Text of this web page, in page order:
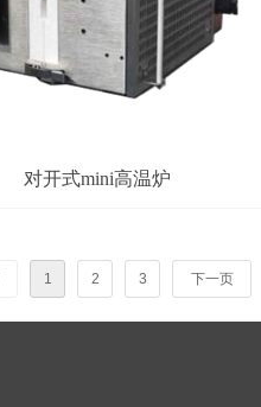
对开式mini高温炉
1 2 3 下一页